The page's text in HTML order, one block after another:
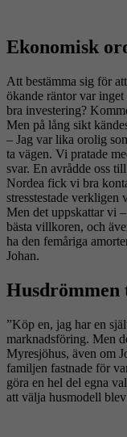
Ekonomisk
Att bestämma sig för
ökande räntor var
bra investering?
Men på lång sikt
– Jag var lika orolig
ta vägen. Vi pratade
svar. En avrådde oss
Nordea fick vi bra
stresstestade
Men det uppskattar vi
bästa villkoren, och
ha den femåriga
Johan.
”Köp en, jag har en
marknadsföring. Men
Myresjöhus, även om
familjen fastnade för
göra en hel del egna
att välja husmodell